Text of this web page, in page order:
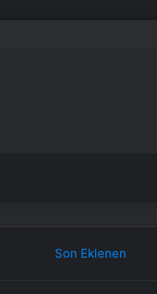
Son Eklenen